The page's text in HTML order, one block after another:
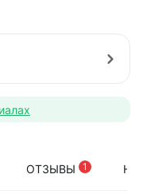
ОТЗЫВЫ 1